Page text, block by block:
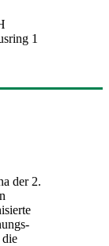
1
der 2.
die